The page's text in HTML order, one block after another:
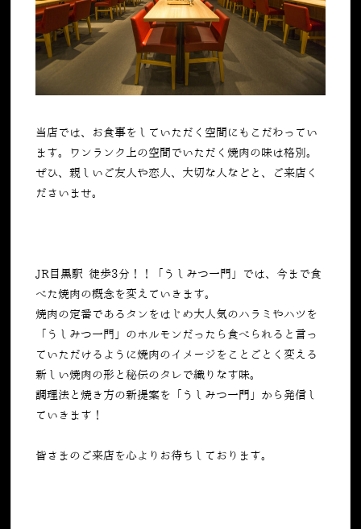
当店では、お食事をしていただく空間にもこだわってい
ます。ワンランク上の空間でいただく焼肉の味は格別。
ぜひ、親しいご友人や恋人、大切な人などと、ご来店く
ださいませ。
JR目黒駅 徒歩3分！！「うしみつ一門」では、今まで食
べた焼肉の概念を変えていきます。
焼肉の定番であるタンをはじめ大人気のハラミやハツを
「うしみつ一門」のホルモンだったら食べられると言っ
ていただけるように焼肉のイメージをことごとく変える
新しい焼肉の形と秘伝のタレで織りなす味。
調理法と焼き方の新提案を「うしみつ一門」から発信し
ていきます！
皆さまのご来店を心よりお待ちしております。